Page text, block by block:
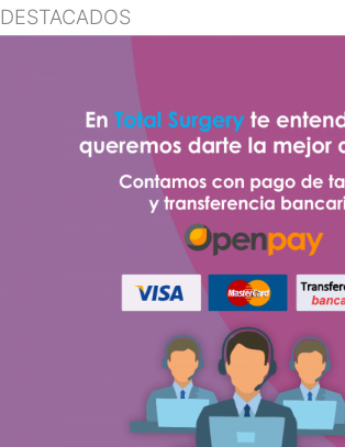
DESTACADOS